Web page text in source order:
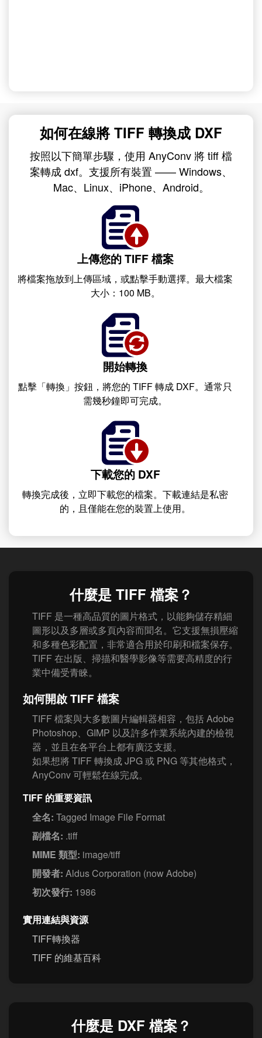
如何在線將 TIFF 轉換成 DXF
按照以下簡單步驟，使用 AnyConv 將 tiff 檔
案轉成 dxf。支援所有裝置 —— Windows、
Mac、Linux、iPhone、Android。
上傳您的 TIFF 檔案
將檔案拖放到上傳區域，或點擊手動選擇。最大檔案
大小：100 MB。
開始轉換
點擊「轉換」按鈕，將您的 TIFF 轉成 DXF。通常只
需幾秒鐘即可完成。
下載您的 DXF
轉換完成後，立即下載您的檔案。下載連結是私密
的，且僅能在您的裝置上使用。
什麼是 TIFF 檔案？
TIFF 是一種高品質的圖片格式，以能夠儲存精細
圖形以及多層或多頁內容而聞名。它支援無損壓縮
和多種色彩配置，非常適合用於印刷和檔案保存。
TIFF 在出版、掃描和醫學影像等需要高精度的行
業中備受青睞。
如何開啟 TIFF 檔案
TIFF 檔案與大多數圖片編輯器相容，包括 Adobe
Photoshop、GIMP 以及許多作業系統內建的檢視
器，並且在各平台上都有廣泛支援。
如果想將 TIFF 轉換成 JPG 或 PNG 等其他格式，
AnyConv 可輕鬆在線完成。
TIFF 的重要資訊
全名: Tagged Image File Format
副檔名: .tiff
MIME 類型: image/tiff
開發者: Aldus Corporation (now Adobe)
初次發行: 1986
實用連結與資源
TIFF轉換器
TIFF 的維基百科
什麼是 DXF 檔案？